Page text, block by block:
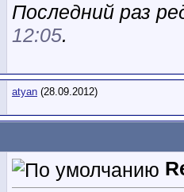
Последний раз
12:05.
atyan (28.09.2012)